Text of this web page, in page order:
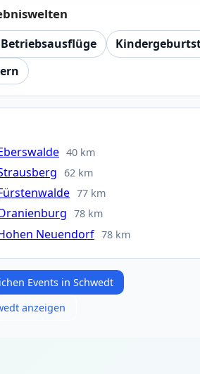
40 km
62 km
77 km
78 km
Neuendorf 78 km
Events in Schwedt
anzeigen